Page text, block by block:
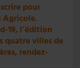
pour
Agricole.
19, l’édition
quatre villes de
rendez-